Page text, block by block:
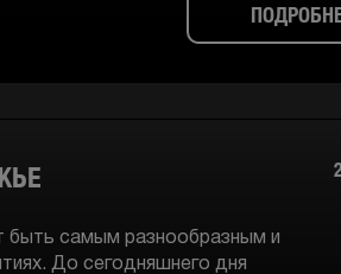
быть самым разнообразным и
До сегодняшнего дня